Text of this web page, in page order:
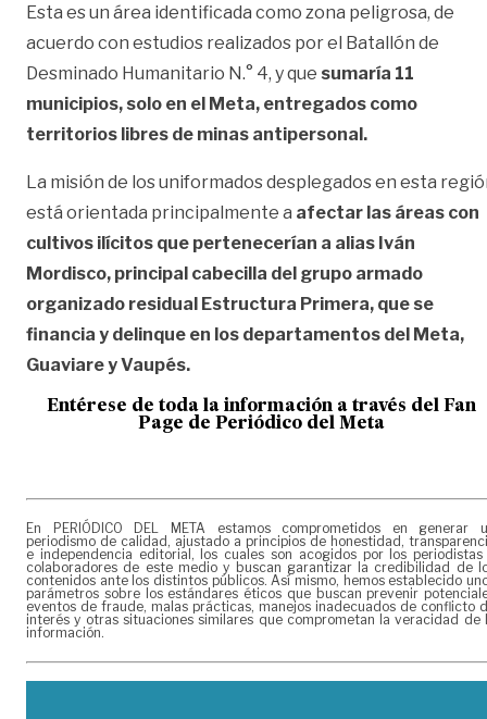
Esta es un área identificada como zona peligrosa, de
acuerdo con estudios realizados por el Batallón de
Desminado Humanitario N.° 4, y que sumaría 11
municipios, solo en el Meta, entregados como
territorios libres de minas antipersonal.
La misión de los uniformados desplegados en esta
está orientada principalmente a afectar las áreas con
cultivos ilícitos que pertenecerían a alias Iván
Mordisco, principal cabecilla del grupo armado
organizado residual Estructura Primera, que se
financia y delinque en los departamentos del Meta,
Guaviare y Vaupés.
Entérese de toda la información a través del Fan
Page de Periódico del Meta
En PERIÓDICO DEL META estamos comprometidos en generar
periodismo de calidad, ajustado a principios de honestidad,
e independencia editorial, los cuales son acogidos por los periodistas
colaboradores de este medio y buscan garantizar la credibilidad de
contenidos ante los distintos públicos. Así mismo, hemos establecido
parámetros sobre los estándares éticos que buscan prevenir
eventos de fraude, malas prácticas, manejos inadecuados de conflicto
interés y otras situaciones similares que comprometan la veracidad de
información.